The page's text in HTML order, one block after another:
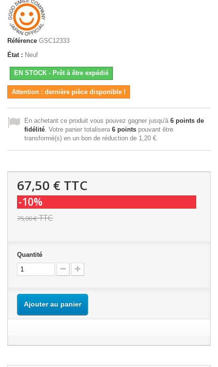
Référence GSC12333
État : Neuf
EN STOCK - Prêt à être expédié
Attention : dernière pièce disponible !
En achetant ce produit vous pouvez gagner jusqu'à 6 points de
fidélité . Votre panier totalisera 6 points pouvant être
transformé(s) en un bon de réduction de 1,20 €
67,50 € TTC
-10%
75,00 €TTC
Quantité
Ajouter au panier